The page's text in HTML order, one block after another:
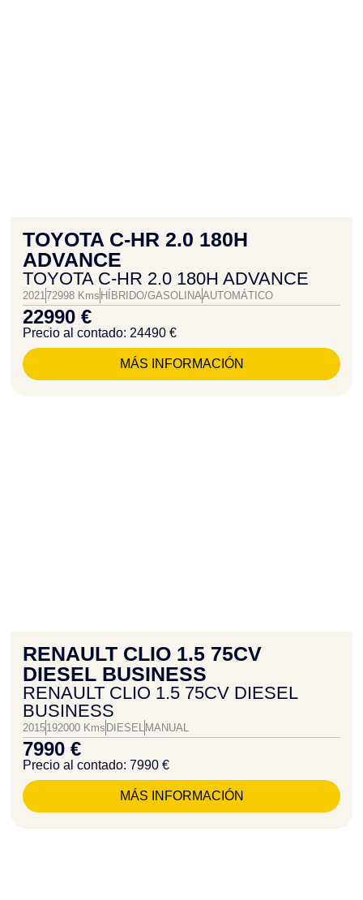
TOYOTA C-HR 2.0 180H
ADVANCE
TOYOTA C-HR 2.0 180H ADVANCE
202172998 Kms HÍBRIDO/GASOLINAAUTOMÁTICO
22990 €
Precio al contado: 24490 €
MÁS INFORMACIÓN
RENAULT CLIO 1.5 75CV
DIESEL BUSINESS
RENAULT CLIO 1.5 75CV DIESEL
BUSINESS
2015192000 Kms DIESEL MANUAL
7990 €
Precio al contado: 7990 €
MÁS INFORMACIÓN